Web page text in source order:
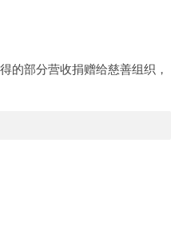
的部分营收捐赠给慈善组织，